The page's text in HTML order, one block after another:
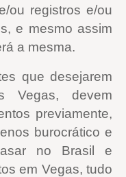
ou registros e/ou
e mesmo assim
a mesma.
que desejarem
Vegas, devem
previamente,
burocrático e
no Brasil e
em Vegas, tudo